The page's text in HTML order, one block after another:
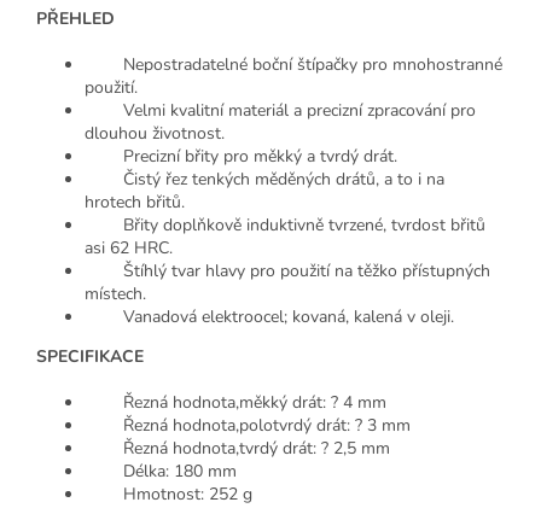
PŘEHLED
Nepostradatelné boční štípačky pro mnohostranné
použití.
Velmi kvalitní materiál a precizní zpracování pro
dlouhou životnost.
Precizní břity pro měkký a tvrdý drát.
Čistý řez tenkých měděných drátů, a to i na
hrotech břitů.
Břity doplňkově induktivně tvrzené, tvrdost břitů
asi 62 HRC.
Štíhlý tvar hlavy pro použití na těžko přístupných
místech.
Vanadová elektroocel; kovaná, kalená v oleji.
SPECIFIKACE
Řezná hodnota,měkký drát: ? 4 mm
Řezná hodnota,polotvrdý drát: ? 3 mm
Řezná hodnota,tvrdý drát: ? 2,5 mm
Délka: 180 mm
Hmotnost: 252 g